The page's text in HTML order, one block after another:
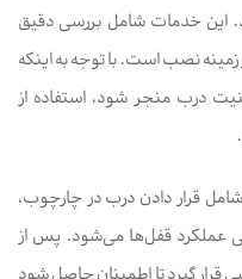
خدمات شامل بررسی دقیق
نصب است. با توجه به اینکه
درب منجر شود، استفاده از
قرار دادن درب در چارچوب،
عملکرد قفل‌ها می‌شود. پس از